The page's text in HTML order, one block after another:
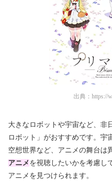
出典： https://
大きなロボットや宇宙など、非
ロボット」がおすすめです。宇
空想世界など、アニメの舞台は
アニメ を視聴したいかを考慮し
アニメを見つけられます。